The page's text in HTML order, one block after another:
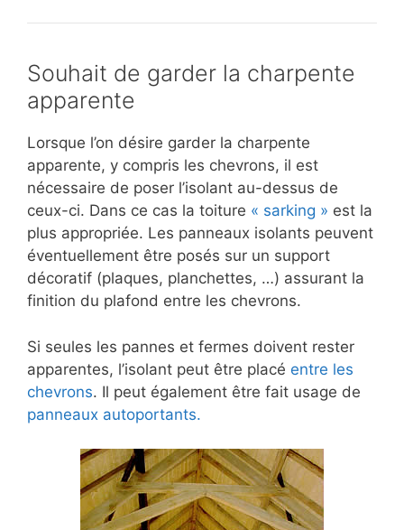
Souhait de garder la charpente
apparente
Lorsque l’on désire garder la charpente
apparente, y compris les chevrons, il est
nécessaire de poser l’isolant au-dessus de
ceux-ci. Dans ce cas la toiture « sarking » est la
plus appropriée. Les panneaux isolants peuvent
éventuellement être posés sur un support
décoratif (plaques, planchettes, …) assurant la
finition du plafond entre les chevrons.
Si seules les pannes et fermes doivent rester
apparentes, l’isolant peut être placé entre les
chevrons. Il peut également être fait usage de
panneaux autoportants.